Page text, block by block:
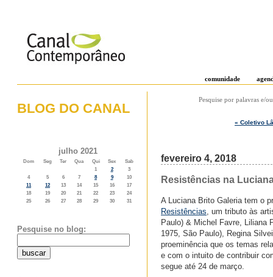
comunidade
BLOG DO CANAL
julho 2021
Dom Seg Ter Qua Qui Sex
Sab
1
2
3
4
5 6 7 8 9
10
11
12 13 14 15 16
17
18
19 20 21 22 23
24
25
26 27 28 29 30 31
Pesquise no blog:
Pesquise por palavras e/
« Coletivo
fevereiro 4, 2018
Resistências na
A Luciana Brito Galeria tem o
Resistências, um tributo às
Paulo) & Michel Favre, Liliana
1975, São Paulo), Regina
proeminência que os temas
e com o intuito de contribuir
segue até 24 de março.